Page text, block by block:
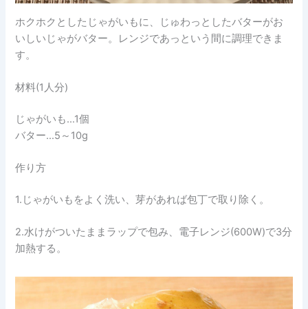
ホクホクとしたじゃがいもに、じゅわっとしたバターがお
いしいじゃがバター。レンジであっという間に調理できま
す。
材料(1人分)
じゃがいも…1個
バター…5～10g
作り方
1.じゃがいもをよく洗い、芽があれば包丁で取り除く。
2.水けがついたままラップで包み、電子レンジ(600W)で3分
加熱する。